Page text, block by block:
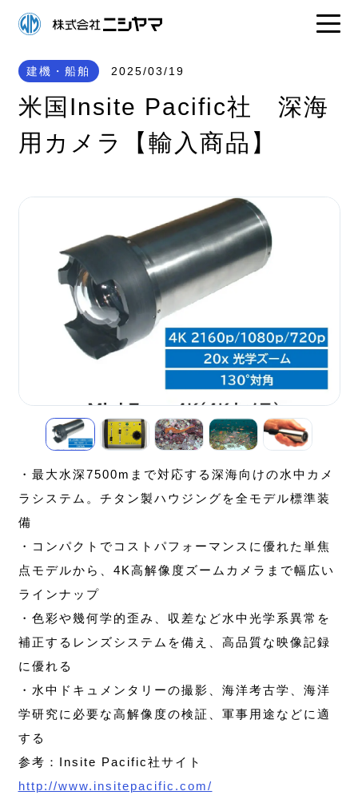
建機・船舶 2025/03/19
米国Insite Pacific社 深海
用カメラ【輸入商品】
・最大水深7500mまで対応する深海向けの水中カメ
ラシステム。チタン製ハウジングを全モデル標準装
備
・コンパクトでコストパフォーマンスに優れた単焦
点モデルから、4K高解像度ズームカメラまで幅広い
ラインナップ
・色彩や幾何学的歪み、収差など水中光学系異常を
補正するレンズシステムを備え、高品質な映像記録
に優れる
・水中ドキュメンタリーの撮影、海洋考古学、海洋
学研究に必要な高解像度の検証、軍事用途などに適
する
参考：Insite Pacific社サイト
http://www.insitepacific.com/